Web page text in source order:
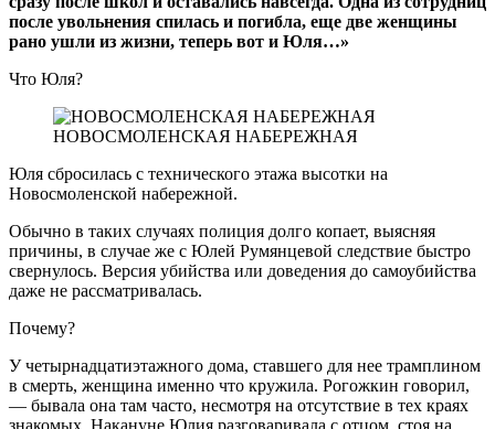
после увольнения спилась и погибла, еще две женщины
рано ушли из жизни, теперь вот и Юля…»
Что Юля?
НОВОСМОЛЕНСКАЯ НАБЕРЕЖНАЯ
Юля сбросилась с технического этажа высотки на
Новосмоленской набережной.
Обычно в таких случаях полиция долго копает, выясняя
причины, в случае же с Юлей Румянцевой следствие быстро
свернулось. Версия убийства или доведения до самоубийства
даже не рассматривалась.
Почему?
У четырнадцатиэтажного дома, ставшего для нее трамплином
в смерть, женщина именно что кружила. Рогожкин говорил,
— бывала она там часто, несмотря на отсутствие в тех краях
знакомых. Накануне Юлия разговаривала с отцом, стоя на